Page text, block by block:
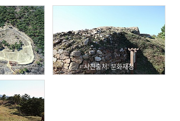
사진출처: 문화재청